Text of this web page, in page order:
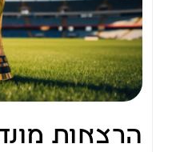
הרצאות